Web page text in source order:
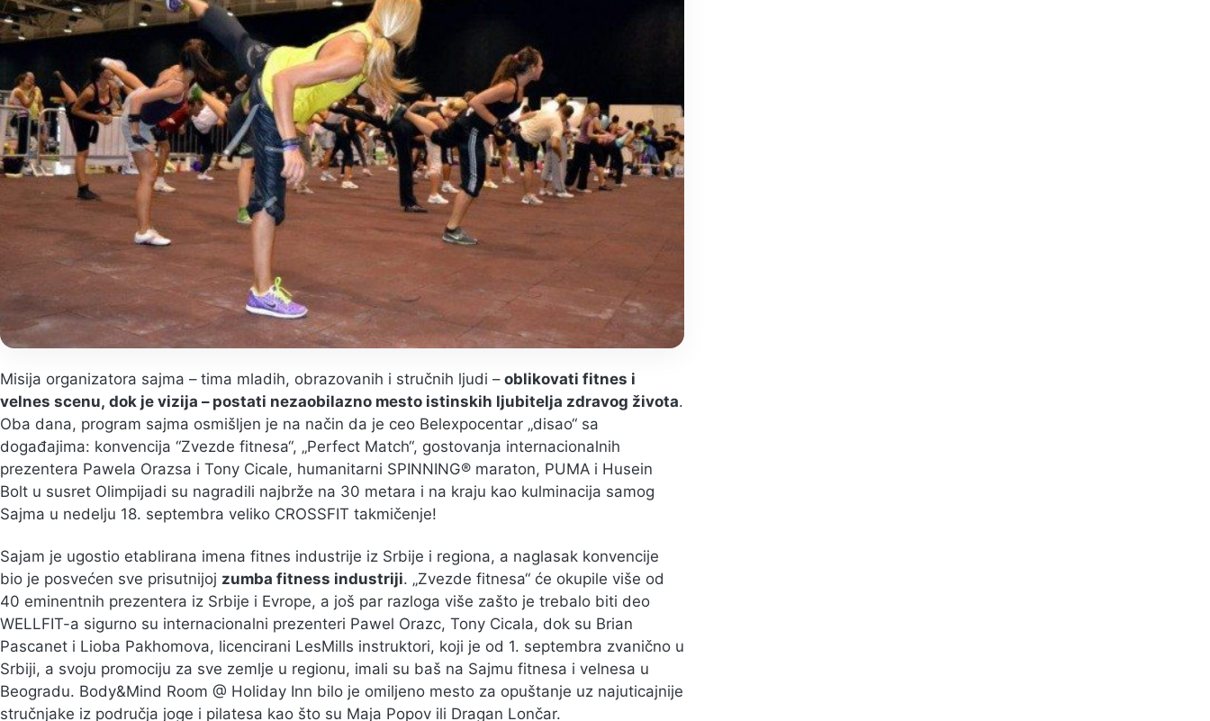
Misija organizatora sajma – tima mladih, obrazovanih i stručnih ljudi – oblikovati fitnes i
velnes scenu, dok je vizija – postati nezaobilazno mesto istinskih ljubitelja zdravog života.
Oba dana, program sajma osmišljen je na način da je ceo Belexpocentar „disao“ sa
događajima: konvencija “Zvezde fitnesa“, „Perfect Match“, gostovanja internacionalnih
prezentera Pawela Orazsa i Tony Cicale, humanitarni SPINNING® maraton, PUMA i Husein
Bolt u susret Olimpijadi su nagradili najbrže na 30 metara i na kraju kao kulminacija samog
Sajma u nedelju 18. septembra veliko CROSSFIT takmičenje!
Sajam je ugostio etablirana imena fitnes industrije iz Srbije i regiona, a naglasak konvencije
bio je posvećen sve prisutnijoj zumba fitness industriji. „Zvezde fitnesa“ će okupile više od
40 eminentnih prezentera iz Srbije i Evrope, a još par razloga više zašto je trebalo biti deo
WELLFIT-a sigurno su internacionalni prezenteri Pawel Orazc, Tony Cicala, dok su Brian
Pascanet i Lioba Pakhomova, licencirani LesMills instruktori, koji je od 1. septembra zvanično u
Srbiji, a svoju promociju za sve zemlje u regionu, imali su baš na Sajmu fitnesa i velnesa u
Beogradu. Body&Mind Room @ Holiday Inn bilo je omiljeno mesto za opuštanje uz najuticajnije
stručnjake iz područja joge i pilatesa kao što su Maja Popov ili Dragan Lončar.